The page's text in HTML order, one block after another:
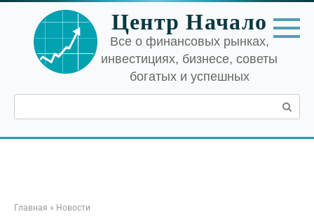
Перейти
контенту
Центр Начало
Все о финансовых рынках,
инвестициях, бизнесе, советы
богатых и успешных
Поиск:
Главная » Новости